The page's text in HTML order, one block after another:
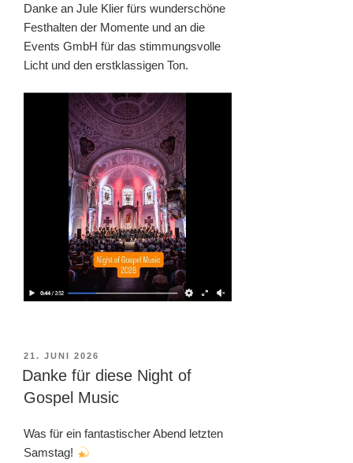
Danke an Jule Klier fürs wunderschöne
Festhalten der Momente und an die
Events GmbH für das stimmungsvolle
Licht und den erstklassigen Ton.
VERÖFFENTLICHT
AM
21. JUNI 2026
Danke für diese Night of
Gospel Music
Was für ein fantastischer Abend letzten
Samstag!